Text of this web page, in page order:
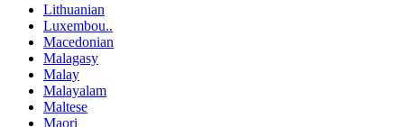
Lithuanian
Luxembou..
Macedonian
Malagasy
Malay
Malayalam
Maltese
Maori